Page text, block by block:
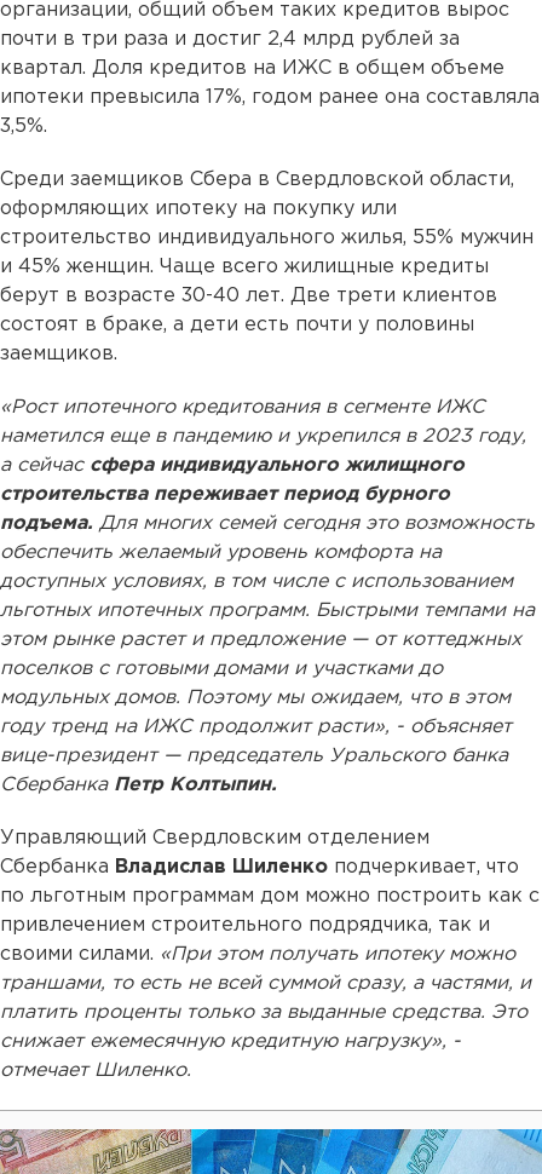
организации, общий объем таких кредитов вырос
почти в три раза и достиг 2,4 млрд рублей за
квартал. Доля кредитов на ИЖС в общем объеме
ипотеки превысила 17%, годом ранее она составляла
3,5%.
Среди заемщиков Сбера в Свердловской области,
оформляющих ипотеку на покупку или
строительство индивидуального жилья, 55% мужчин
и 45% женщин. Чаще всего жилищные кредиты
берут в возрасте 30-40 лет. Две трети клиентов
состоят в браке, а дети есть почти у половины
заемщиков.
«Рост ипотечного кредитования в сегменте ИЖС
наметился еще в пандемию и укрепился в 2023 году,
а сейчас сфера индивидуального жилищного
строительства переживает период бурного
подъема. Для многих семей сегодня это возможность
обеспечить желаемый уровень комфорта на
доступных условиях, в том числе с использованием
льготных ипотечных программ. Быстрыми темпами на
этом рынке растет и предложение — от коттеджных
поселков с готовыми домами и участками до
модульных домов. Поэтому мы ожидаем, что в этом
году тренд на ИЖС продолжит расти», - объясняет
вице-президент — председатель Уральского банка
Сбербанка Петр Колтыпин.
Управляющий Свердловским отделением
Сбербанка Владислав Шиленко подчеркивает, что
по льготным программам дом можно построить как с
привлечением строительного подрядчика, так и
своими силами. «При этом получать ипотеку можно
траншами, то есть не всей суммой сразу, а частями, и
платить проценты только за выданные средства. Это
снижает ежемесячную кредитную нагрузку», -
отмечает Шиленко.